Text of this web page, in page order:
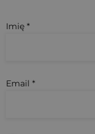
Imię *
Email *